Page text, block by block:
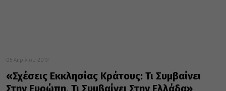
05 Απριλίου 2019
«Σχέσεις Εκκλησίας Κράτους: Τι Συμβαίνει
Στην Ευρώπη. Τι Συμβαίνει Στην Ελλάδα»